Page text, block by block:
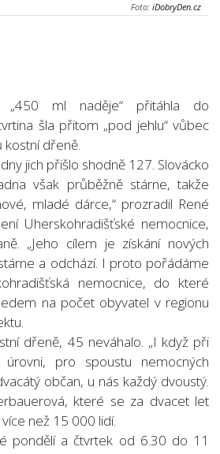
Foto: iDobryDen.cz
„450 ml naděje“ přitáhla do
šla přitom „pod jehlu“ vůbec
kostní dřeně.
jich přišlo shodně 127. Slovácko
však průběžně stárne, takže
mladé dárce,“ prozradil René
Uherskohradišťské nemocnice,
„Jeho cílem je získání nových
a odchází. I proto pořádáme
nemocnice, do které
na počet obyvatel v regionu
dřeně, 45 neváhalo. „I když při
pro spoustu nemocných
občan, u nás každý dvoustý.
které se za dvacet let
než 15 000 lidí.
pondělí a čtvrtek od 6.30 do 11